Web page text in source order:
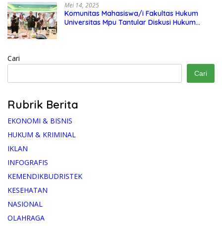
Mei 14, 2025
Komunitas Mahasiswa/i Fakultas Hukum
Universitas Mpu Tantular Diskusi Hukum
Cari
Cari
Rubrik Berita
EKONOMI & BISNIS
HUKUM & KRIMINAL
IKLAN
INFOGRAFIS
KEMENDIKBUDRISTEK
KESEHATAN
NASIONAL
OLAHRAGA